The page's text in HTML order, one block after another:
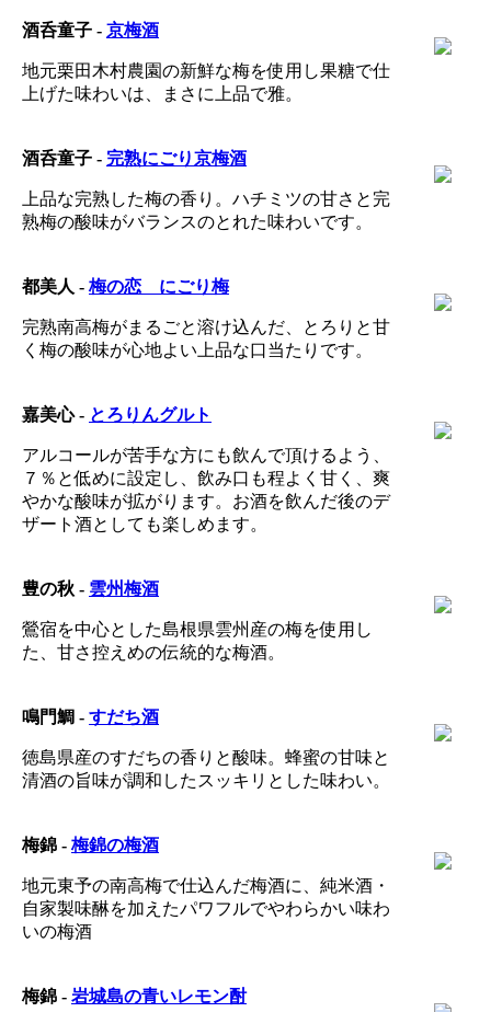
酒呑童子 - 京梅酒
地元栗田木村農園の新鮮な梅を使用し果糖で仕
上げた味わいは、まさに上品で雅。
酒呑童子 - 完熟にごり京梅酒
上品な完熟した梅の香り。ハチミツの甘さと完
熟梅の酸味がバランスのとれた味わいです。
都美人 - 梅の恋 にごり梅
完熟南高梅がまるごと溶け込んだ、とろりと甘
く梅の酸味が心地よい上品な口当たりです。
嘉美心 - とろりんグルト
アルコールが苦手な方にも飲んで頂けるよう、
７％と低めに設定し、飲み口も程よく甘く、爽
やかな酸味が拡がります。お酒を飲んだ後のデ
ザート酒としても楽しめます。
豊の秋 - 雲州梅酒
鶯宿を中心とした島根県雲州産の梅を使用し
た、甘さ控えめの伝統的な梅酒。
鳴門鯛 - すだち酒
徳島県産のすだちの香りと酸味。蜂蜜の甘味と
清酒の旨味が調和したスッキリとした味わい。
梅錦 - 梅錦の梅酒
地元東予の南高梅で仕込んだ梅酒に、純米酒・
自家製味醂を加えたパワフルでやわらかい味わ
いの梅酒
梅錦 - 岩城島の青いレモン酎